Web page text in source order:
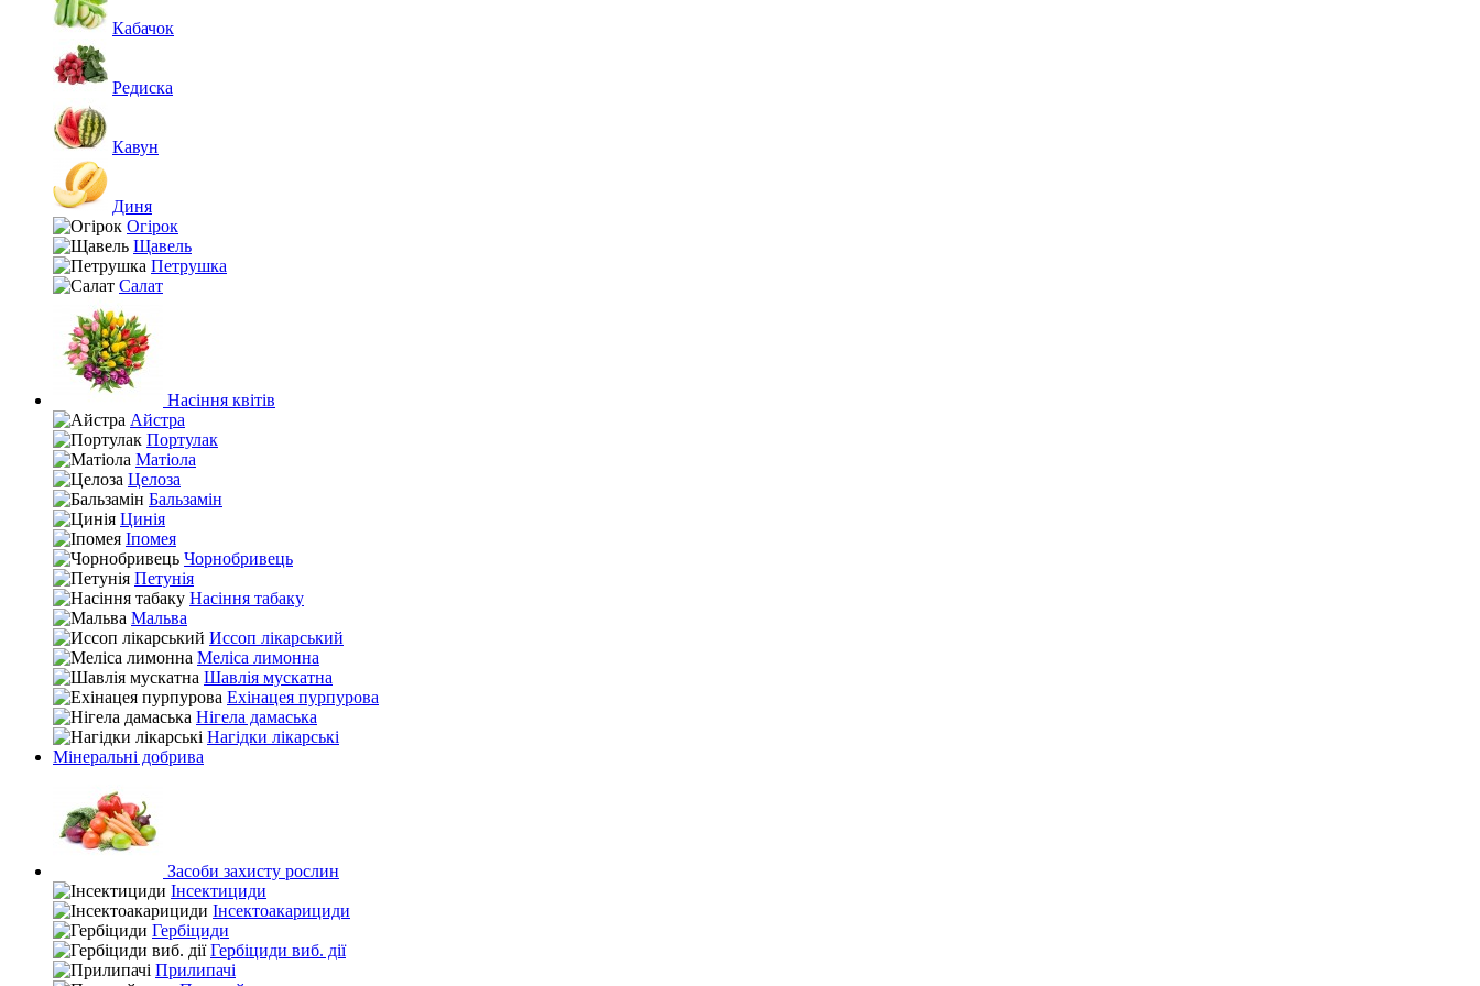
Кабачок
Редиска
Кавун
Диня
Огірок
Щавель
Петрушка
Салат
Насіння квітів
Айстра
Портулак
Матіола
Целоза
Бальзамін
Цинія
Іпомея
Чорнобривець
Петунія
Насіння табаку
Мальва
Иссоп лікарський
Меліса лимонна
Шавлія мускатна
Ехінацея пурпурова
Нігела дамаська
Нагідки лікарські
Мінеральні добрива
Засоби захисту рослин
Інсектициди
Інсектоакарициди
Гербіциди
Гербіциди виб. дії
Прилипачі